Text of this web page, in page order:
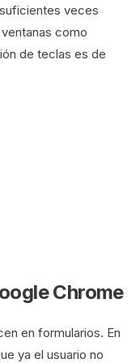
veces
como
de teclas es de
Chrome
en formularios. En
ya el usuario no